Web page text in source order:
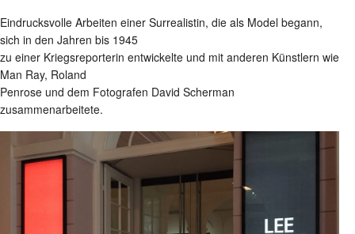
Eindrucksvolle Arbeiten einer Surrealistin, die als Model begann,
sich in den Jahren bis 1945
zu einer Kriegsreporterin entwickelte und mit anderen Künstlern wie
Man Ray, Roland
Penrose und dem Fotografen David Scherman
zusammenarbeitete.